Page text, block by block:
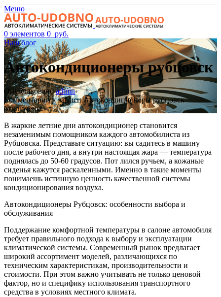
Меню
0 элементов 0 руб.
Наш блог
Автокондиционеры рубцовск
Опубликовано admin
Комментариик записи Автокондиционеры рубцовск
отключены
В жаркие летние дни автокондиционер становится
незаменимым помощником каждого автомобилиста из
Рубцовска. Представьте ситуацию: вы садитесь в машину
после рабочего дня, а внутри настоящая жара — температура
поднялась до 50-60 градусов. Пот лился ручьем, а кожаные
сиденья кажутся раскаленными. Именно в такие моменты
понимаешь истинную ценность качественной системы
кондиционирования воздуха.
Автокондиционеры Рубцовск: особенности выбора и
обслуживания
Поддержание комфортной температуры в салоне автомобиля
требует правильного подхода к выбору и эксплуатации
климатической системы. Современный рынок предлагает
широкий ассортимент моделей, различающихся по
техническим характеристикам, производительности и
стоимости. При этом важно учитывать не только ценовой
фактор, но и специфику использования транспортного
средства в условиях местного климата.